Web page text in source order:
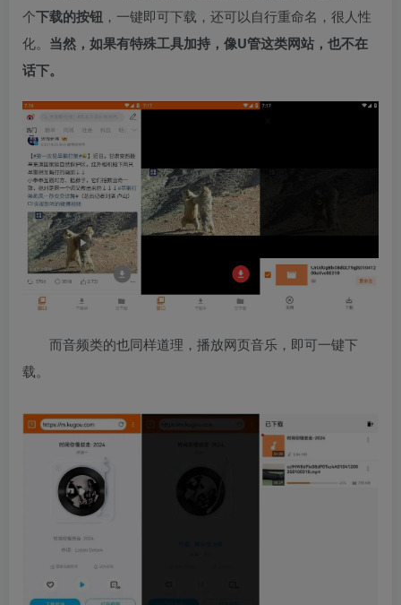
个下载的按钮 ，一键即可下载，还可以自行重命名，很人性
化。 当然，如果有特殊工具加持，像U管这类网站，也不在
话下。
而音频类的也同样道理，播放网页音乐，即可一键下
载。